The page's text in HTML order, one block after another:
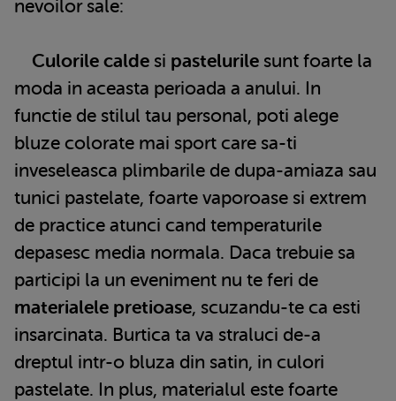
nevoilor sale:
Culorile calde si pastelurile sunt foarte la
moda in aceasta perioada a anului. In
functie de stilul tau personal, poti alege
bluze colorate mai sport care sa-ti
inveseleasca plimbarile de dupa-amiaza sau
tunici pastelate, foarte vaporoase si extrem
de practice atunci cand temperaturile
depasesc media normala. Daca trebuie sa
participi la un eveniment nu te feri de
materialele pretioase, scuzandu-te ca esti
insarcinata. Burtica ta va straluci de-a
dreptul intr-o bluza din satin, in culori
pastelate. In plus, materialul este foarte